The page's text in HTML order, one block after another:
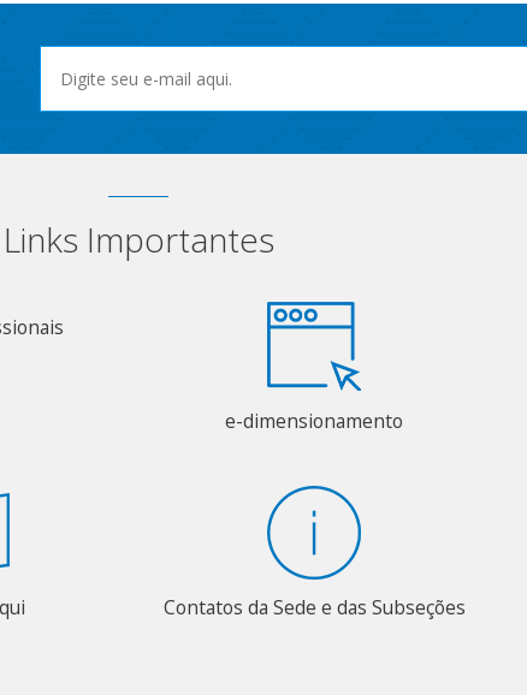
Links Importantes
e-dimensionamento
Contatos da Sede e das Subseções